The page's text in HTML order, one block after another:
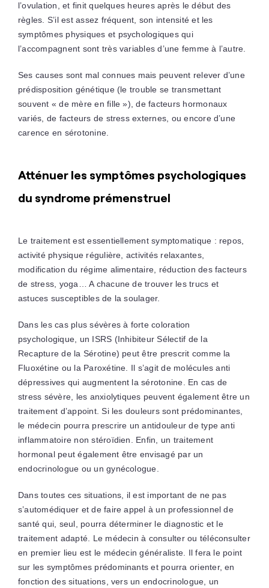
l’ovulation, et finit quelques heures après le début des
règles. S’il est assez fréquent, son intensité et les
symptômes physiques et psychologiques qui
l’accompagnent sont très variables d’une femme à l’autre.
Ses causes sont mal connues mais peuvent relever d’une
prédisposition génétique (le trouble se transmettant
souvent « de mère en fille »), de facteurs hormonaux
variés, de facteurs de stress externes, ou encore d’une
carence en sérotonine.
Atténuer les symptômes psychologiques
du syndrome prémenstruel
Le traitement est essentiellement symptomatique : repos,
activité physique régulière, activités relaxantes,
modification du régime alimentaire, réduction des facteurs
de stress, yoga… A chacune de trouver les trucs et
astuces susceptibles de la soulager.
Dans les cas plus sévères à forte coloration
psychologique, un ISRS (Inhibiteur Sélectif de la
Recapture de la Sérotine) peut être prescrit comme la
Fluoxétine ou la Paroxétine. Il s’agit de molécules anti
dépressives qui augmentent la sérotonine. En cas de
stress sévère, les anxiolytiques peuvent également être un
traitement d’appoint. Si les douleurs sont prédominantes,
le médecin pourra prescrire un antidouleur de type anti
inflammatoire non stéroïdien. Enfin, un traitement
hormonal peut également être envisagé par un
endocrinologue ou un gynécologue.
Dans toutes ces situations, il est important de ne pas
s’automédiquer et de faire appel à un professionnel de
santé qui, seul, pourra déterminer le diagnostic et le
traitement adapté. Le médecin à consulter ou téléconsulter
en premier lieu est le médecin généraliste. Il fera le point
sur les symptômes prédominants et pourra orienter, en
fonction des situations, vers un endocrinologue, un